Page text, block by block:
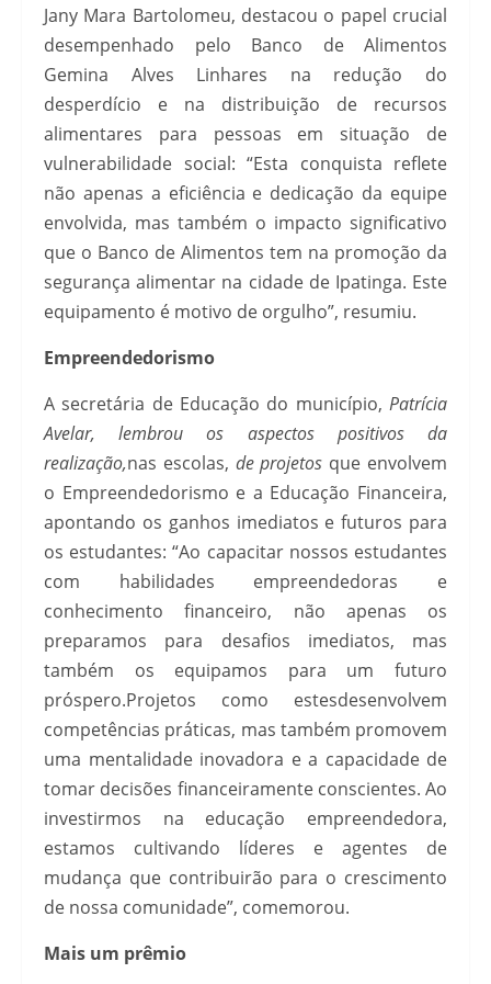
Jany Mara Bartolomeu, destacou o papel crucial
desempenhado pelo Banco de Alimentos
Gemina Alves Linhares na redução do
desperdício e na distribuição de recursos
alimentares para pessoas em situação de
vulnerabilidade social: “Esta conquista reflete
não apenas a eficiência e dedicação da equipe
envolvida, mas também o impacto significativo
que o Banco de Alimentos tem na promoção da
segurança alimentar na cidade de Ipatinga. Este
equipamento é motivo de orgulho”, resumiu.
Empreendedorismo
A secretária de Educação do município, Patrícia
Avelar, lembrou os aspectos positivos da
realização,nas escolas, de projetos que envolvem
o Empreendedorismo e a Educação Financeira,
apontando os ganhos imediatos e futuros para
os estudantes: “Ao capacitar nossos estudantes
com habilidades empreendedoras e
conhecimento financeiro, não apenas os
preparamos para desafios imediatos, mas
também os equipamos para um futuro
próspero.Projetos como estesdesenvolvem
competências práticas, mas também promovem
uma mentalidade inovadora e a capacidade de
tomar decisões financeiramente conscientes. Ao
investirmos na educação empreendedora,
estamos cultivando líderes e agentes de
mudança que contribuirão para o crescimento
de nossa comunidade”, comemorou.
Mais um prêmio